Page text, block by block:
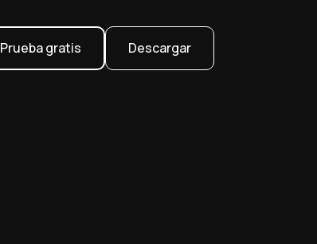
Prueba gratis Descargar